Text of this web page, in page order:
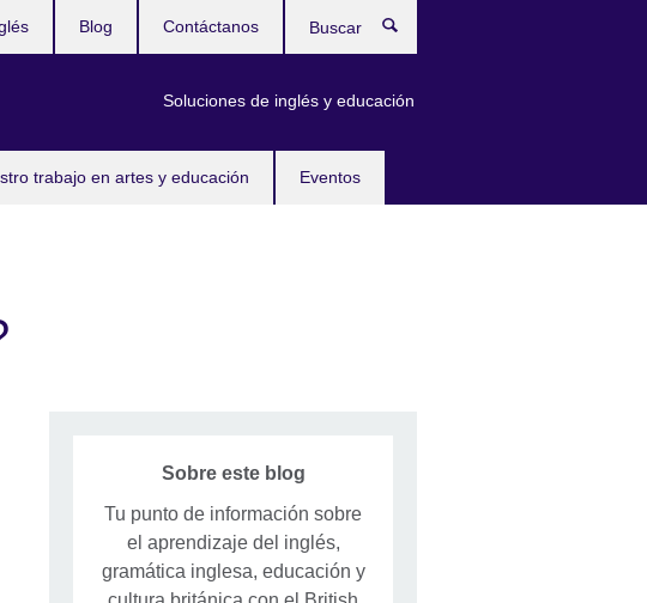
trabajo en artes y educación Eventos
Soluciones de inglés y educación
Blog Contáctanos
Sobre este blog
Tu punto de información sobre
el aprendizaje del inglés,
gramática inglesa, educación y